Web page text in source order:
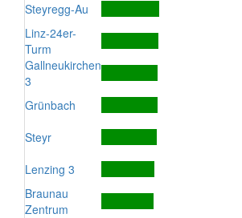
Steyregg-Au
Linz-24er-
Turm
Gallneukirchen
3
Grünbach
Steyr
Lenzing 3
Braunau
Zentrum